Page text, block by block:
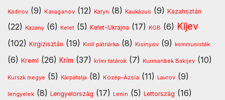
Kadirov (9) Karaganov (12) Katyn (8) Kaukázus (9) Kazahsztán
(22) Kazany (6) Kelet (5) Kelet-Ukrajna (17) KGB (6) Kijev
(102) Kirgizisztán (19) Kirill pátriárka (8) Kisinyov (9) kommunisták
(6) Kreml (26) Krím (37) krími tatárok (7) Kurmanbek Bakijev (10)
Kurszk megye (5) Kárpátalja (8) Közép-Ázsia (11) Lavrov (9)
lengyelek (8) Lengyelország (17) Lenin (5) Lettország (16)